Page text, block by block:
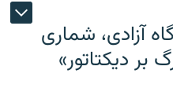
آزادی، شماری
بر دیکتاتور»